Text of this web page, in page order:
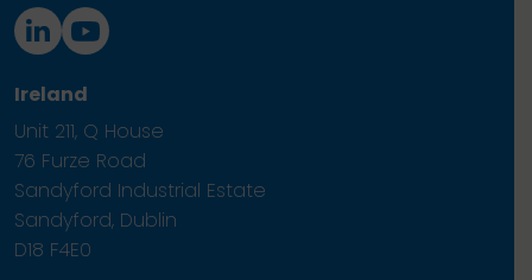
Ireland
Unit 211, Q House
76 Furze Road
Sandyford Industrial Estate
Sandyford, Dublin
D18 F4E0